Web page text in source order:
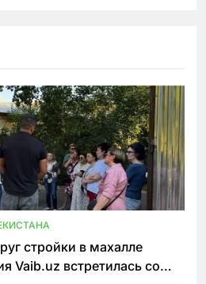
стройки в махалле
Vaib.uz встретилась со